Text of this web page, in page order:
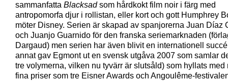
sammanfatta Blacksadsom hårdkokt film noir i färg med
antropomorfa djur i rollistan, eller kort och gott Humphrey
möter Disney. Serien är skapad av spanjorerna Juan Díaz
och Juanjo Guarnido för den franska seriemarknaden
Dargaud) men serien har även blivit en internationell
annat gav Egmont ut en svensk utgåva 2007 som samlar
tre volymerna, vilken nu tyvärr är slutsåld) som hyllats med
fina priser som tre Eisner Awards och Angoulême-